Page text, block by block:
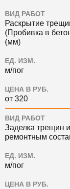
ВИД РАБОТ
Раскрытие
(Пробивка в
(мм)
ЕД. ИЗМ.
м/пог
ЦЕНА В РУБ.
от 320
ВИД РАБОТ
Заделка трещин
ремонтным
ЕД. ИЗМ.
м/пог
ЦЕНА В РУБ.